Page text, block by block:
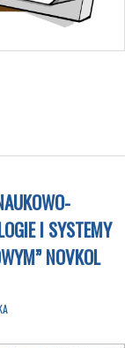
I SYSTEMY
NOVKOL